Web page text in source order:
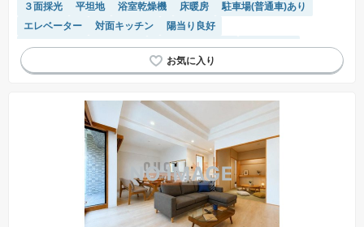
３面採光 平坦地 浴室乾燥機 床暖房
駐車場(普通車)あり
エレベーター
対面キッチン
陽当り良好
モニター付きインターホン
システムキッチン
駐車場空き
駐輪場・バイク置き場
ペット相談 温水洗浄便座